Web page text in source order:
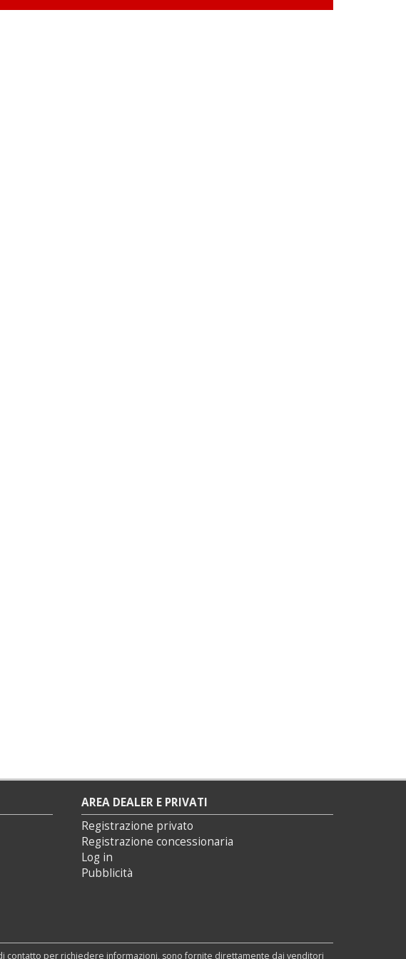
AREA DEALER E PRIVATI
Registrazione privato
Registrazione concessionaria
Log in
Pubblicità
contatto per richiedere informazioni, sono fornite direttamente dai venditori